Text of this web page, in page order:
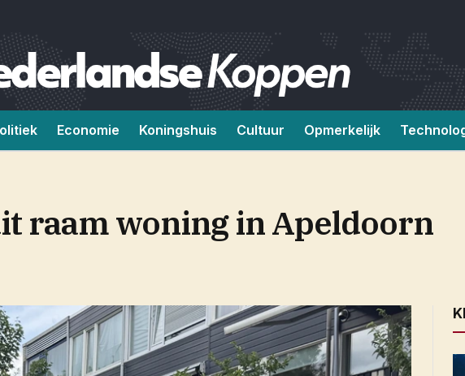
Economie Koningshuis Cultuur Opmerkelijk
raam woning in Apeldoorn